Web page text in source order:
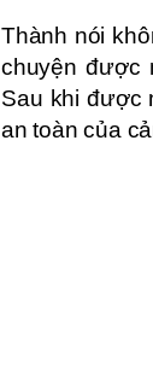
Thành nói
chuyện được
Sau khi được
an toàn của